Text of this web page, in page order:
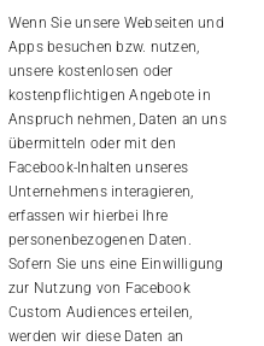
Wenn Sie unsere Webseiten und
Apps besuchen bzw. nutzen,
unsere kostenlosen oder
kostenpflichtigen Angebote in
Anspruch nehmen, Daten an uns
übermitteln oder mit den
Facebook-Inhalten unseres
Unternehmens interagieren,
erfassen wir hierbei Ihre
personenbezogenen Daten.
Sofern Sie uns eine Einwilligung
zur Nutzung von Facebook
Custom Audiences erteilen,
werden wir diese Daten an